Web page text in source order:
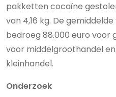
pakketten cocaïne
van 4,16 kg. De
bedroeg 88.000 euro voor
voor middelgroothandel
kleinhandel.
Onderzoek